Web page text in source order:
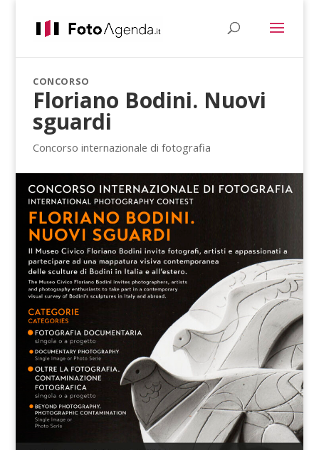
CONCORSO
Floriano Bodini. Nuovi
sguardi
Concorso internazionale di fotografia